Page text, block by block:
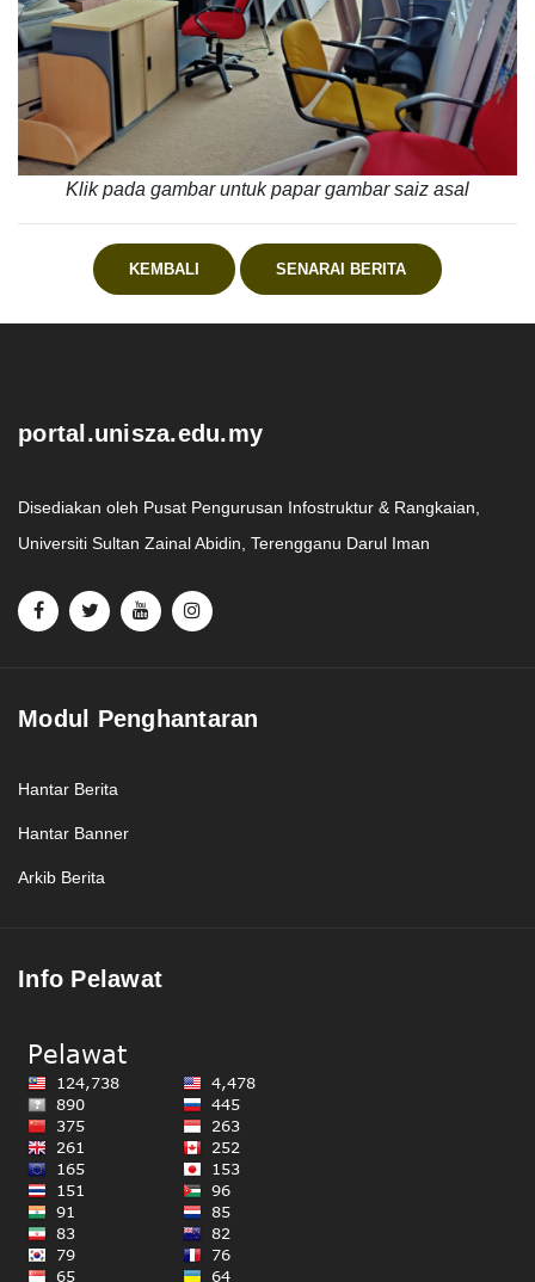
Klik pada gambar untuk papar gambar saiz asal
KEMBALI SENARAI BERITA
portal.unisza.edu.my
Disediakan oleh Pusat Pengurusan Infostruktur & Rangkaian,
Universiti Sultan Zainal Abidin, Terengganu Darul Iman
Modul Penghantaran
Hantar Berita
Hantar Banner
Arkib Berita
Info Pelawat